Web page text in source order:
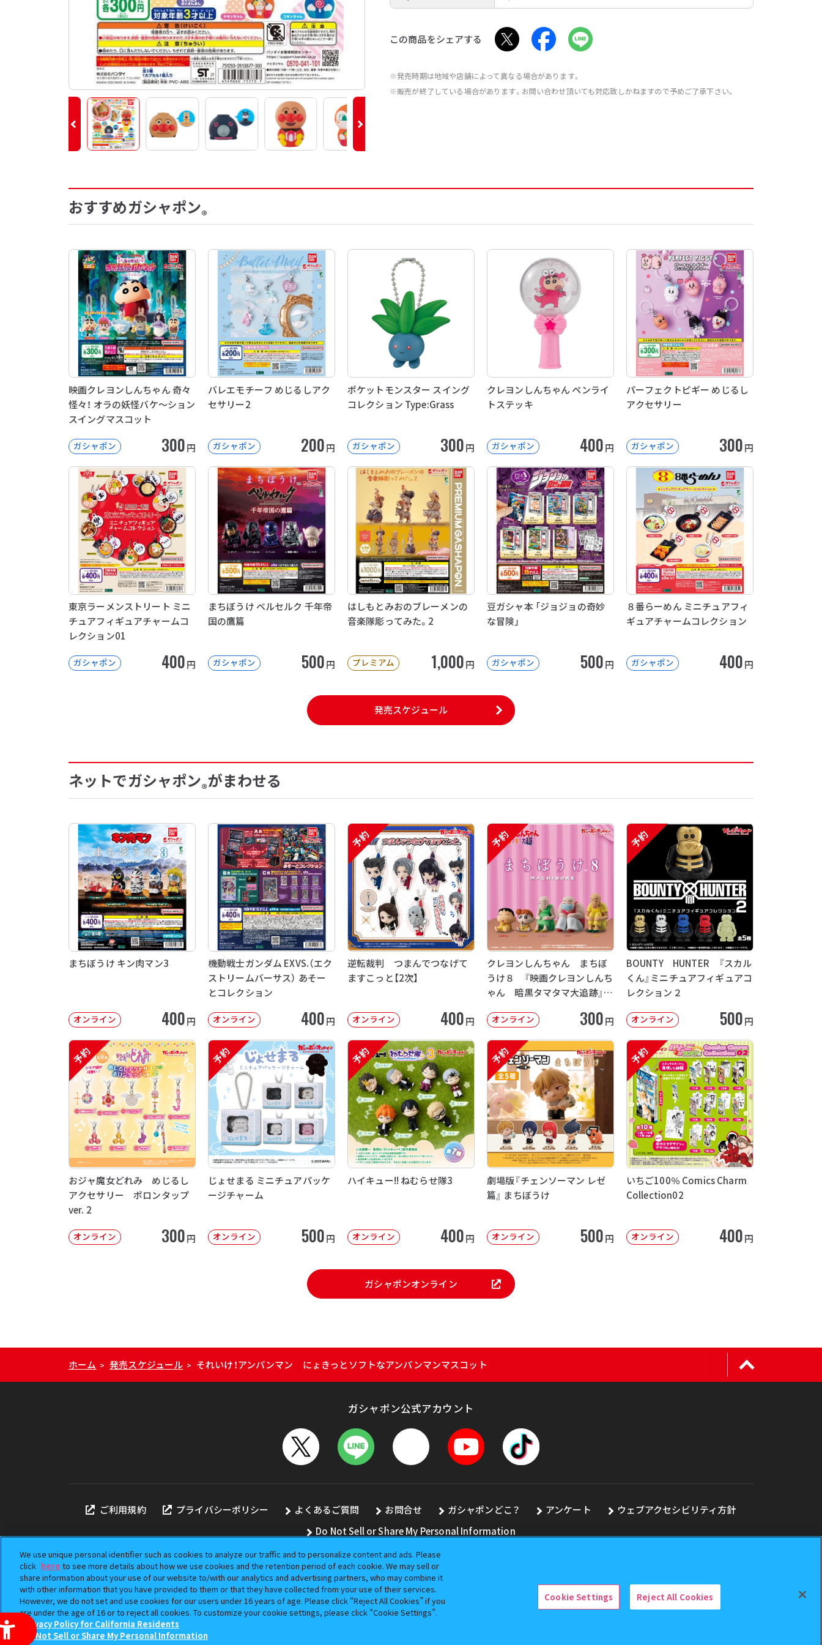
この商品をシェアする
※発売時期は地域や店舗によって異なる場合があります。
※販売が終了している場合があります。お問い合わせ頂いても対応致しかねますので予めご了承下さい。
おすすめガシャポン®
映画クレヨンしんちゃん 奇々
怪々！ オラの妖怪バケ～ション
スイングマスコット
ガシャポン 300円
バレエモチーフ めじるしアク
セサリー2
ガシャポン 200円
ポケットモンスター スイング
コレクション Type:Grass
ガシャポン 300円
クレヨンしんちゃん ペンライ
トステッキ
ガシャポン 400円
パーフェクトピギー めじるし
アクセサリー
ガシャポン 300円
東京ラーメンストリート ミニ
チュアフィギュアチャームコ
レクション01
ガシャポン 400円
まちぼうけ ベルセルク 千年帝
国の鷹篇
ガシャポン 500円
はしもとみおのブレーメンの
音楽隊彫ってみた。2
プレミアム 1,000円
豆ガシャ本 「ジョジョの奇妙
な冒険」
ガシャポン 500円
８番らーめん ミニチュアフィ
ギュアチャームコレクション
ガシャポン 400円
発売スケジュール
ネットでガシャポン®がまわせる
まちぼうけ キン肉マン3
オンライン 400円
機動戦士ガンダム EXVS.（エク
ストリームバーサス） あそー
とコレクション
オンライン 400円
予約
逆転裁判 つまんでつなげて
ますこっと【2次】
オンライン 400円
予約
クレヨンしんちゃん まちぼ
うけ８ 『映画クレヨンしんち
ゃん 暗黒タマタマ大追跡』
オンライン 300円
予約
BOUNTY HUNTER 『スカル
くん』ミニチュアフィギュアコ
レクション２
オンライン 500円
予約
おジャ魔女どれみ めじるし
アクセサリー ポロンタップ
ver. 2
オンライン 300円
予約
じょせまる ミニチュアパッケ
ージチャーム
オンライン 500円
予約
ハイキュー!! ねむらせ隊3
オンライン 400円
予約
劇場版『チェンソーマン レゼ
篇』 まちぼうけ
オンライン 500円
予約
いちご100％ Comics Charm
Collection02
オンライン 400円
ガシャポンオンライン
ホーム > 発売スケジュール > それいけ！アンパンマン にょきっとソフトなアンパンマンマスコット
ガシャポン公式アカウント
ご利用規約 プライバシーポリシー よくあるご質問 お問合せ ガシャポンどこ？ アンケート
ウェブアクセシビリティ方針
Do Not Sell or Share My Personal Information
本サイトに掲載されている全ての画像、文章、データの無断転用、転載をお断りします。
「ガシャポン」は株式会社バンダイの登録商標です。
©BANDAI
We use unique personal identifier such as cookies to analyze our traffic and to personalize content and ads. Please
click here to see more details about how we use cookies and the retention period of each cookie. We may sell or
share information about your use of our website to/with our analytics and advertising partners, who may combine it
with other information that you have provided to them or that they have collected from your use of their services.
However, we do not set and use cookies for our users under 16 years of age. Please click “Reject All Cookies” if you
are under the age of 16 or to reject all cookies. To customize your cookie settings, please click “Cookie Settings”.
Privacy Policy for California Residents
Do Not Sell or Share My Personal Information
Cookie Settings Reject All Cookies